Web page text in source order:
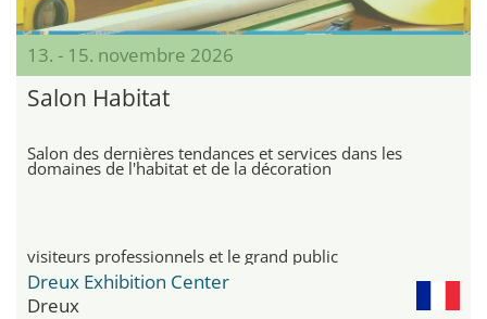
13. - 15. novembre 2026
Salon Habitat
Salon des dernières tendances et services dans les
domaines de l'habitat et de la décoration
visiteurs professionnels et le grand public
Dreux Exhibition Center
Dreux